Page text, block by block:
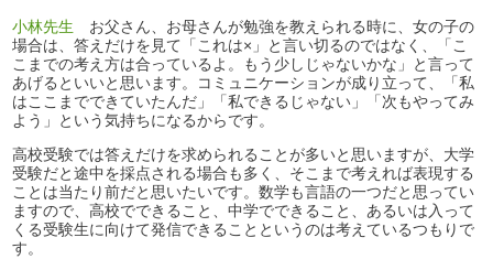
小林先生 お父さん、お母さんが勉強を教えられる時に、女の子の
場合は、答えだけを見て「これは×」と言い切るのではなく、「こ
こまでの考え方は合っているよ。もう少しじゃないかな」と言って
あげるといいと思います。コミュニケーションが成り立って、「私
はここまでできていたんだ」「私できるじゃない」「次もやってみ
よう」という気持ちになるからです。
高校受験では答えだけを求められることが多いと思いますが、大学
受験だと途中を採点される場合も多く、そこまで考えれば表現する
ことは当たり前だと思いたいです。数学も言語の一つだと思ってい
ますので、高校でできること、中学でできること、あるいは入って
くる受験生に向けて発信できることというのは考えているつもりで
す。